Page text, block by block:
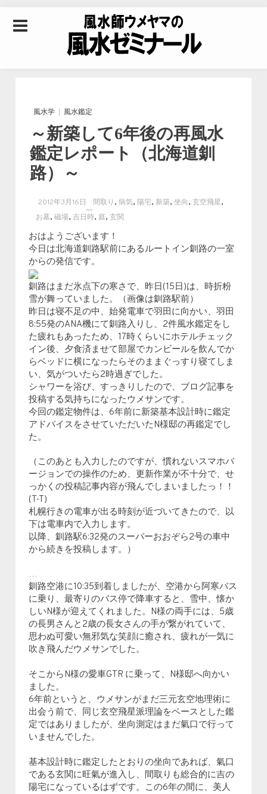
水ゼミナール｜風水
学・四柱推命学・易
学を合わせた立命講
風水学 風水鑑定
～新築して6年後の再風水
鑑定レポート（北海道釧
路）～
2012年3月16日 間取り ,病気,陽宅,新築,坐向,玄空飛星,
お墓,磁場,吉日時,庭,玄関
おはようございます！
今日は北海道釧路駅前にあるルートイン釧路の一室
からの発信です。
釧路はまだ氷点下の寒さで、昨日(15日)は、時折粉
雪が舞っていました。（画像は釧路駅前）
昨日は寝不足の中、始発電車で羽田に向かい、羽田
8:55発のANA機にて釧路入りし、2件風水鑑定をし
た疲れもあったため、17時くらいにホテルチェック
イン後、夕食済ませて部屋でカンビールを飲んでか
らベッドに横になったらそのままぐっすり寝てしま
い、気がついたら2時過ぎでした。
シャワーを浴び、すっきりしたので、ブログ記事を
投稿する気持ちになったウメサンです。
今回の鑑定物件は、6年前に新築基本設計時に鑑定
アドバイスをさせていただいたN様邸の再鑑定でし
た。
（このあとも入力したのですが、慣れないスマホバ
ージョンでの操作のため、更新作業が不十分で、せ
っかくの投稿記事内容が飛んでしまいましたっ！！
(T-T)
札幌行きの電車が出る時刻が近づいてきたので、以
下は電車内で入力します。
以降、釧路駅6:32発のスーパーおおぞら2号の車中
から続きを投稿します。）
…
釧路空港に10:35到着しましたが、空港から阿寒バス
に乗り、最寄りのバス停で降車すると、雪中、懐か
しいN様が迎えてくれました。N様の両手には、5歳
の長男さんと2歳の長女さんの手が繋がれていて、
思わぬ可愛い無邪気な笑顔に癒され、疲れが一気に
吹き飛んだウメサンでした。
そこからN様の愛車GTR に乗って、N様邸へ向かい
ました。
6年前というと、ウメサンがまだ三元玄空地理術に
出会う前で、同じ玄空飛星派理論をベースとした鑑
定ではありましたが、坐向測定はまだ氣口で行って
いませんでした。
基本設計時に鑑定したとおりの坐向であれば、氣口
である玄関に旺氣が進入し、間取りも総合的に吉の
陽宅になっているはずです。この6年の間に、美人